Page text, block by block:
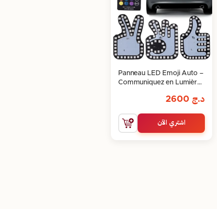
Panneau LED Emoji Auto –
Communiquez en Lumière
د.ج
اشتري الآن